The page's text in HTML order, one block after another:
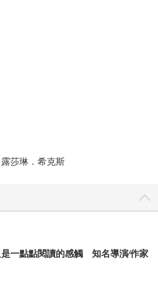
莎琳．希克斯
一點點閱讀的感觸 知名導演∕作家